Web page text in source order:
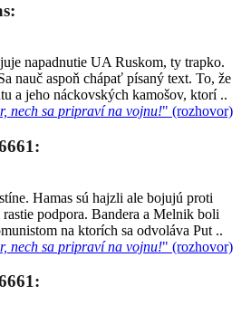
napadnutie UA Ruskom, ty trapko.
nauč aspoň chápať písaný text. To, že
a jeho náckovských kamošov, ktorí ..
nech sa pripraví na vojnu!" (rozhovor)
Hamas sú hajzli ale bojujú proti
podpora. Bandera a Melnik boli
na ktorích sa odvoláva Put ..
nech sa pripraví na vojnu!" (rozhovor)